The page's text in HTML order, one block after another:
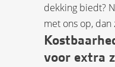
dekking biedt?
met ons op,
voor extra